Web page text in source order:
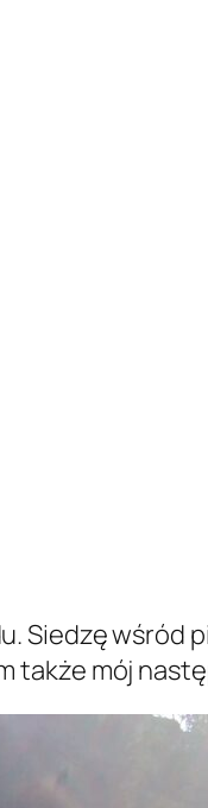
Siedzę
także mój